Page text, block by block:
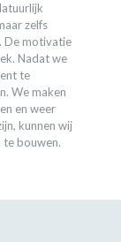
zelfs
De motivatie
Nadat we
te
We maken
en weer
kunnen wij
te bouwen.